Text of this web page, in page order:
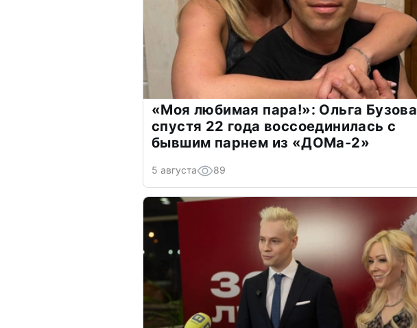
«Моя любимая пара!»: Ольга Бузова
спустя 22 года воссоединилась с
бывшим парнем из «ДОМа-2»
5 августа 89